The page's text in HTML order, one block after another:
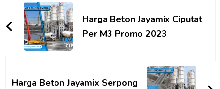
NavigationHarga Beton Jayamix Ciputat
Per M3 Promo 2023
Harga Beton Jayamix Serpong